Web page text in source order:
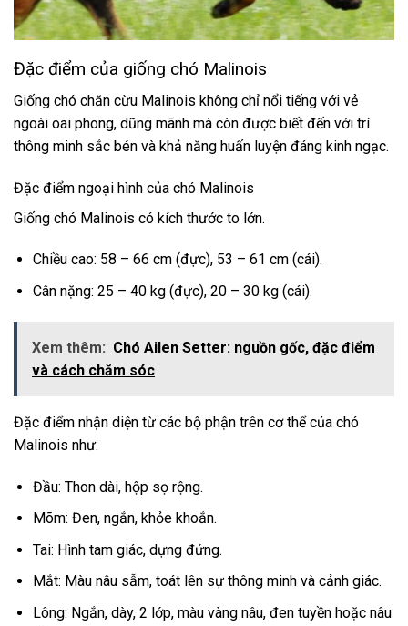
Đặc điểm của giống chó Malinois
Giống chó chăn cừu Malinois không chỉ nổi tiếng với vẻ
ngoài oai phong, dũng mãnh mà còn được biết đến với trí
thông minh sắc bén và khả năng huấn luyện đáng kinh ngạc.
Đặc điểm ngoại hình của chó Malinois
Giống chó Malinois có kích thước to lớn.
Chiều cao: 58 – 66 cm (đực), 53 – 61 cm (cái).
Cân nặng: 25 – 40 kg (đực), 20 – 30 kg (cái).
Xem thêm: Chó Ailen Setter: nguồn gốc, đặc điểm
và cách chăm sóc
Đặc điểm nhận diện từ các bộ phận trên cơ thể của chó
Malinois như:
Đầu: Thon dài, hộp sọ rộng.
Mõm: Đen, ngắn, khỏe khoắn.
Tai: Hình tam giác, dựng đứng.
Mắt: Màu nâu sẫm, toát lên sự thông minh và cảnh giác.
Lông: Ngắn, dày, 2 lớp, màu vàng nâu, đen tuyền hoặc nâu